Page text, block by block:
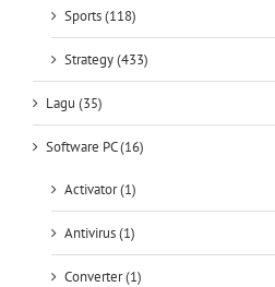
Sports (118)
Strategy (433)
Lagu (35)
Software PC (16)
Activator (1)
Antivirus (1)
Converter (1)